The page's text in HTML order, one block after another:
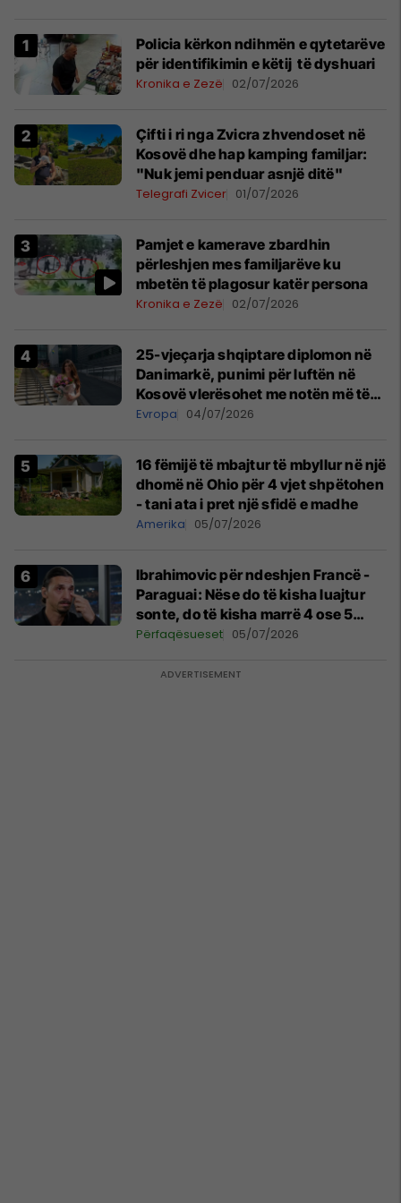
Policia kërkon ndihmën e qytetarëve
për identifikimin e këtij të dyshuari
Kronika e Zezë 02/07/2026
Çifti i ri nga Zvicra zhvendoset në
Kosovë dhe hap kamping familjar:
"Nuk jemi penduar asnjë ditë"
Telegrafi Zvicer 01/07/2026
Pamjet e kamerave zbardhin
përleshjen mes familjarëve ku
mbetën të plagosur katër persona
Kronika e Zezë 02/07/2026
25-vjeçarja shqiptare diplomon në
Danimarkë, punimi për luftën në
Kosovë vlerësohet me notën më të
lartë
Evropa 04/07/2026
16 fëmijë të mbajtur të mbyllur në një
dhomë në Ohio për 4 vjet shpëtohen
- tani ata i pret një sfidë e madhe
Amerika 05/07/2026
Ibrahimovic për ndeshjen Francë -
Paraguai: Nëse do të kisha luajtur
sonte, do të kisha marrë 4 ose 5
kartonë të kuq
Përfaqësueset 05/07/2026